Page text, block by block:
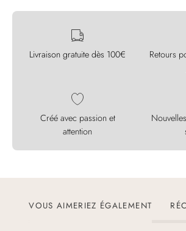
Livraison gratuite dès 100€
Retours
Créé avec passion et
attention
VOUS AIMERIEZ ÉGALEMENT